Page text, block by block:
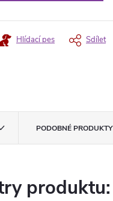
Hlídací pes Sdílet
PODOBNÉ PRODUKTY
produktu: